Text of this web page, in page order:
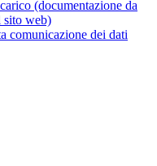
(documentazione da
sito web)
comunicazione dei dati